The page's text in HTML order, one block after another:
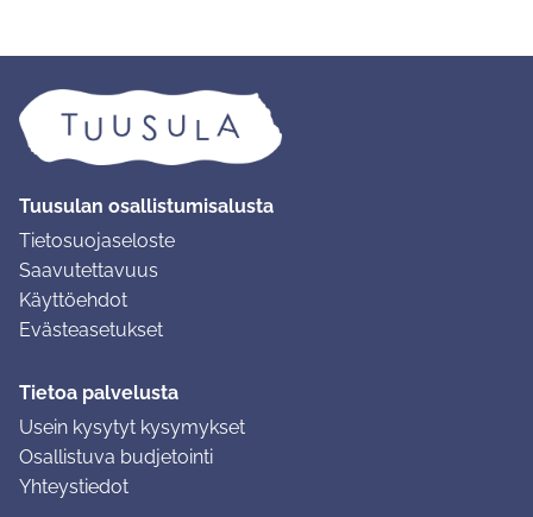
Tuusulan osallistumisalusta
Tietosuojaseloste
Saavutettavuus
Käyttöehdot
Evästeasetukset
Tietoa palvelusta
Usein kysytyt kysymykset
Osallistuva budjetointi
Yhteystiedot